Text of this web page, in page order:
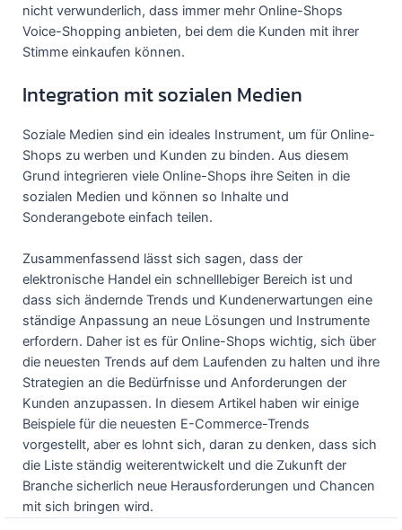
nicht verwunderlich, dass immer mehr Online-Shops
Voice-Shopping anbieten, bei dem die Kunden mit ihrer
Stimme einkaufen können.
Integration mit sozialen Medien
Soziale Medien sind ein ideales Instrument, um für Online-
Shops zu werben und Kunden zu binden. Aus diesem
Grund integrieren viele Online-Shops ihre Seiten in die
sozialen Medien und können so Inhalte und
Sonderangebote einfach teilen.
Zusammenfassend lässt sich sagen, dass der
elektronische Handel ein schnelllebiger Bereich ist und
dass sich ändernde Trends und Kundenerwartungen eine
ständige Anpassung an neue Lösungen und Instrumente
erfordern. Daher ist es für Online-Shops wichtig, sich über
die neuesten Trends auf dem Laufenden zu halten und ihre
Strategien an die Bedürfnisse und Anforderungen der
Kunden anzupassen. In diesem Artikel haben wir einige
Beispiele für die neuesten E-Commerce-Trends
vorgestellt, aber es lohnt sich, daran zu denken, dass sich
die Liste ständig weiterentwickelt und die Zukunft der
Branche sicherlich neue Herausforderungen und Chancen
mit sich bringen wird.